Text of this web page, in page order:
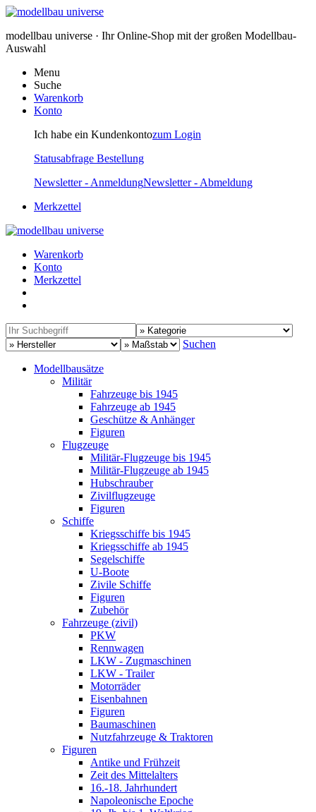
modellbau universe · Ihr Online-Shop mit der großen Modellbau-
Auswahl
Menu
Suche
Warenkorb
Konto
Ich habe ein Kundenkontozum Login
Statusabfrage Bestellung
Newsletter - AnmeldungNewsletter - Abmeldung
Merkzettel
Warenkorb
Konto
Merkzettel
Suchen
Modellbausätze
Militär
Fahrzeuge bis 1945
Fahrzeuge ab 1945
Geschütze & Anhänger
Figuren
Flugzeuge
Militär-Flugzeuge bis 1945
Militär-Flugzeuge ab 1945
Hubschrauber
Zivilflugzeuge
Figuren
Schiffe
Kriegsschiffe bis 1945
Kriegsschiffe ab 1945
Segelschiffe
U-Boote
Zivile Schiffe
Figuren
Zubehör
Fahrzeuge (zivil)
PKW
Rennwagen
LKW - Zugmaschinen
LKW - Trailer
Motorräder
Eisenbahnen
Figuren
Baumaschinen
Nutzfahrzeuge & Traktoren
Figuren
Antike und Frühzeit
Zeit des Mittelalters
16.-18. Jahrhundert
Napoleonische Epoche